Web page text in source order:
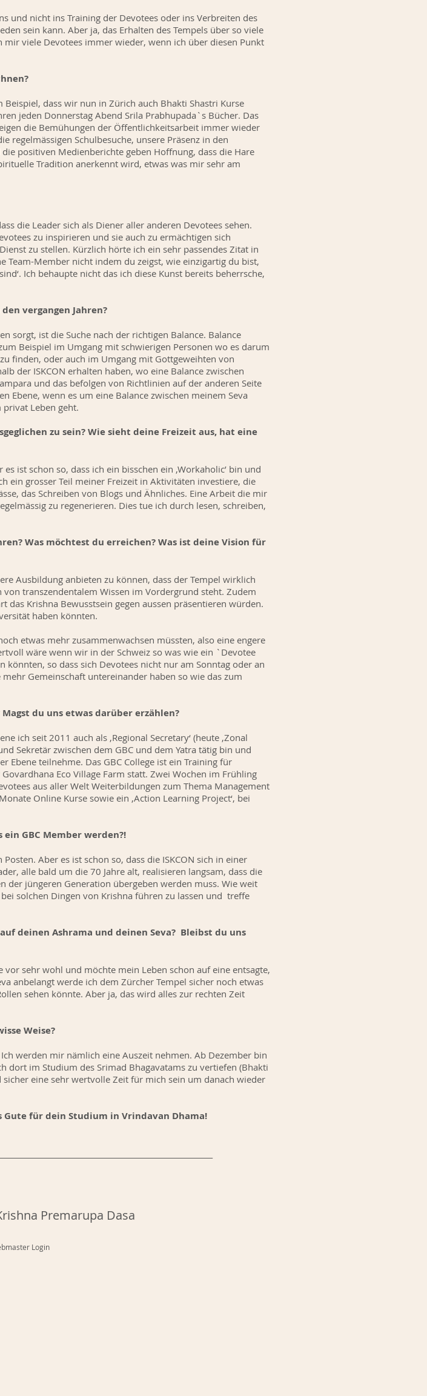
und nicht ins Training der Devotees oder ins Verbreiten des
sein kann. Aber ja, das Erhalten des Tempels über so viele
viele Devotees immer wieder, wenn ich über diesen Punkt
dass wir nun in Zürich auch Bhakti Shastri Kurse
jeden Donnerstag Abend Srila Prabhupada`s Bücher. Das
die Bemühungen der Öffentlichkeitsarbeit immer wieder
regelmässigen Schulbesuche, unsere Präsenz in den
positiven Medienberichte geben Hoffnung, dass die Hare
Tradition anerkennt wird, etwas was mir sehr am
die Leader sich als Diener aller anderen Devotees sehen.
zu inspirieren und sie auch zu ermächtigen sich
zu stellen. Kürzlich hörte ich ein sehr passendes Zitat in
Team-Member nicht indem du zeigst, wie einzigartig du bist,
Ich behaupte nicht das ich diese Kunst bereits beherrsche,
vergangen Jahren?
sorgt, ist die Suche nach der richtigen Balance. Balance
Beispiel im Umgang mit schwierigen Personen wo es darum
finden, oder auch im Umgang mit Gottgeweihten von
der ISKCON erhalten haben, wo eine Balance zwischen
und das befolgen von Richtlinien auf der anderen Seite
wenn es um eine Balance zwischen meinem Seva
Leben geht.
zu sein? Wie sieht deine Freizeit aus, hat eine
ist schon so, dass ich ein bisschen ein ‚Workaholic’ bin und
ein grosser Teil meiner Freizeit in Aktivitäten investiere, die
das Schreiben von Blogs und Ähnliches. Eine Arbeit die mir
zu regenerieren. Dies tue ich durch lesen, schreiben,
Was möchtest du erreichen? Was ist deine Vision für
Ausbildung anbieten zu können, dass der Tempel wirklich
transzendentalem Wissen im Vordergrund steht. Zudem
das Krishna Bewusstsein gegen aussen präsentieren würden.
haben könnten.
etwas mehr zusammenwachsen müssten, also eine engere
wäre wenn wir in der Schweiz so was wie ein `Devotee
so dass sich Devotees nicht nur am Sonntag oder an
Gemeinschaft untereinander haben so wie das zum
du uns etwas darüber erzählen?
ich seit 2011 auch als ‚Regional Secretary‘ (heute ‚Zonal
Sekretär zwischen dem GBC und dem Yatra tätig bin und
Ebene teilnehme. Das GBC College ist ein Training für
Eco Village Farm statt. Zwei Wochen im Frühling
aus aller Welt Weiterbildungen zum Thema Management
Online Kurse sowie ein ‚Action Learning Project‘, bei
ein GBC Member werden?!
Aber es ist schon so, dass die ISKCON sich in einer
alle bald um die 70 Jahre alt, realisieren langsam, dass die
der jüngeren Generation übergeben werden muss. Wie weit
solchen Dingen von Krishna führen zu lassen und treffe
deinen Ashrama und deinen Seva? Bleibst du uns
sehr wohl und möchte mein Leben schon auf eine entsagte,
anbelangt werde ich dem Zürcher Tempel sicher noch etwas
sehen könnte. Aber ja, das wird alles zur rechten Zeit
Weise?
werden mir nämlich eine Auszeit nehmen. Ab Dezember bin
im Studium des Srimad Bhagavatams zu vertiefen (Bhakti
eine sehr wertvolle Zeit für mich sein um danach wieder
Gute für dein Studium in Vrindavan Dhama!
Premarupa Dasa
Login